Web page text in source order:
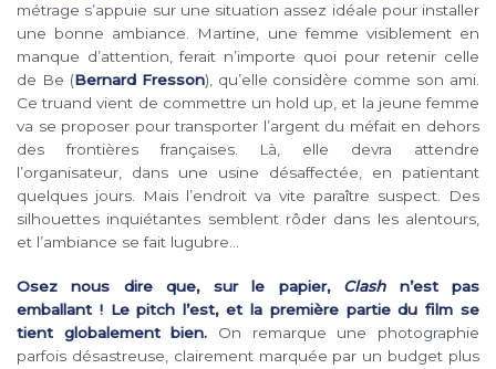
métrage s’appuie sur une situation assez idéale pour installer
une bonne ambiance. Martine, une femme visiblement en
manque d’attention, ferait n’importe quoi pour retenir celle
de Be (Bernard Fresson), qu’elle considère comme son ami.
Ce truand vient de commettre un hold up, et la jeune femme
va se proposer pour transporter l’argent du méfait en dehors
des frontières françaises. Là, elle devra attendre
l’organisateur, dans une usine désaffectée, en patientant
quelques jours. Mais l’endroit va vite paraître suspect. Des
silhouettes inquiétantes semblent rôder dans les alentours,
et l’ambiance se fait lugubre…
Osez nous dire que, sur le papier, Clashn’est pas
emballant ! Le pitch l’est, et la première partie du film se
tient globalement bien. On remarque une photographie
parfois désastreuse, clairement marquée par un budget plus